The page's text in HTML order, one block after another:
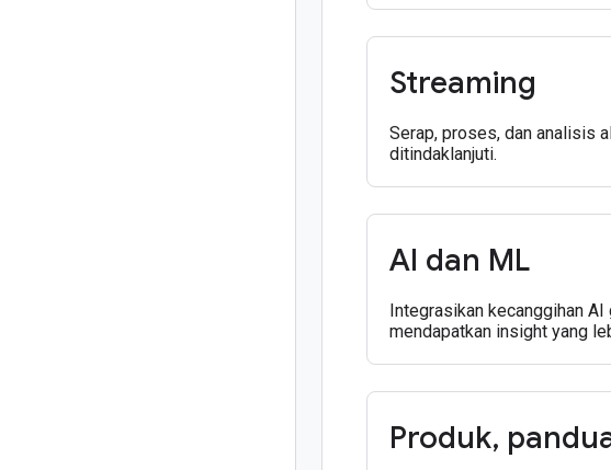
Streaming
Serap, proses, dan analisis
ditindaklanjuti.
AI dan ML
Integrasikan kecanggihan
mendapatkan insight yang
Produk,